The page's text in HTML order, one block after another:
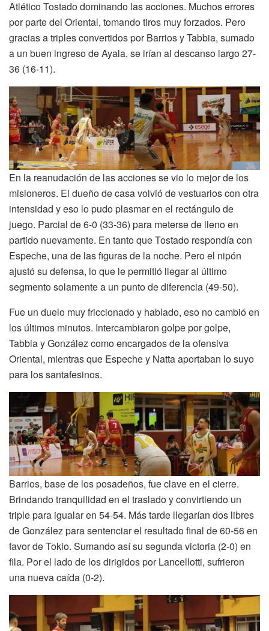
Atlético Tostado dominando las acciones. Muchos errores
por parte del Oriental, tomando tiros muy forzados. Pero
gracias a triples convertidos por Barrios y Tabbia, sumado
a un buen ingreso de Ayala, se irían al descanso largo 27-
36 (16-11).
En la reanudación de las acciones se vio lo mejor de los
misioneros. El dueño de casa volvió de vestuarios con otra
intensidad y eso lo pudo plasmar en el rectángulo de
juego. Parcial de 6-0 (33-36) para meterse de lleno en
partido nuevamente. En tanto que Tostado respondía con
Espeche, una de las figuras de la noche. Pero el nipón
ajustó su defensa, lo que le permitió llegar al último
segmento solamente a un punto de diferencia (49-50).
Fue un duelo muy friccionado y hablado, eso no cambió en
los últimos minutos. Intercambiaron golpe por golpe,
Tabbia y González como encargados de la ofensiva
Oriental, mientras que Espeche y Natta aportaban lo suyo
para los santafesinos.
Barrios, base de los posadeños, fue clave en el cierre.
Brindando tranquilidad en el traslado y convirtiendo un
triple para igualar en 54-54. Más tarde llegarían dos libres
de González para sentenciar el resultado final de 60-56 en
favor de Tokio. Sumando así su segunda victoria (2-0) en
fila. Por el lado de los dirigidos por Lancellotti, sufrieron
una nueva caída (0-2).